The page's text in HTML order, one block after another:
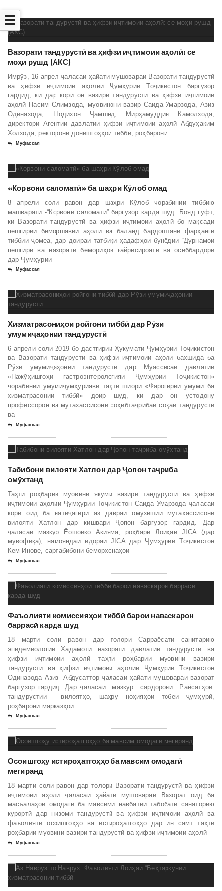
☰
Вазорати тандурустӣ ва ҳифзи иҷтимоии аҳолӣ: се
моҳи рушд (АКС)
Имрӯз, 16 апрел ҷаласаи ҳайати мушовараи Вазорати тандурустӣ
ва ҳифзи иҷтимоии аҳолии Ҷумҳурии Тоҷикистон баргузор
гардид, ки дар кори он вазири тандурустӣ ва ҳифзи иҷтимоии
аҳолӣ Насим Олимзода, муовинони вазир Саида Умарзода, Азиз
Одиназода, Шодихон Ҷамшед, Мирҳамуддин Камолзода,
директори Агентии давлатии ҳифзи иҷтимоии аҳолӣ Абдуҳаким
Холзода, ректорони донишгоҳҳои тиббӣ, роҳбарони
Муфассал
«Корвони саломатӣ» ба шаҳри Кӯлоб омад
8 апрели соли равон дар шаҳри Кӯлоб чорабинии тиббию
машваратӣ -“Корвони саломатӣ” баргузор карда шуд. Бояд гуфт,
ки Вазорати тандурустӣ ва ҳифзи иҷтимоии аҳолӣ бо мақсади
пешгирии беморшавии аҳолӣ ва баланд бардоштани фарҳанги
тиббии ҷомеа, дар доираи татбиқи ҳадафҳои бунёдии “Дурнамои
пешгирӣ ва назорати бемориҳои ғайрисироятӣ ва осеббардорӣ
дар Ҷумҳурии
Муфассал
Хизматрасониҳои ройгони тиббӣ дар Рӯзи
умумиҷаҳонии тандурустӣ
6 апрели соли 2019 бо дастгирии Ҳукумати Ҷумҳурии Тоҷикистон
ва Вазорати тандурустӣ ва ҳифзи иҷтимоии аҳолӣ бахшида ба
Рўзи умумиҷаҳонии тандурустӣ дар Муассисаи давлатии
«Пажўҳишгоҳи гастроэнтерологияи Ҷумҳурии Тоҷикистон»
чорабинии умумиҷумҳуриявӣ таҳти шиори «Фарогирии умумӣ ба
хизматрасонии тиббӣ» доир шуд, ки дар он устодону
профессорон ва мутахассисони соҳибтаҷрибаи соҳаи тандурустӣ
ва
Муфассал
Табибони вилояти Хатлон дар Ҷопон таҷриба
омӯхтанд
Таҳти роҳбарии муовини якуми вазири тандурустӣ ва ҳифзи
иҷтимоии аҳолии Ҷумҳурии Тоҷикистон Саида Умарзода ҷаласаи
корӣ оид ба натиҷагирӣ аз давраи омӯзишии мутахассисони
вилояти Хатлон дар кишвари Ҷопон баргузор гардид. Дар
ҷаласаи мазкур Ёошоико Акияма, роҳбари Лоиҳаи JICA (дар
мувофиқа), намояндаи идораи JICA дар Ҷумҳурии Тоҷикистон
Кем Инове, сартабибони беморхонаҳои
Муфассал
Фаъолияти комиссияҳои тиббӣ барои наваскарон
баррасӣ карда шуд
18 марти соли равон дар толори Сарраёсати санитарию
эпидемиологии Хадамоти назорати давлатии тандурустӣ ва
ҳифзи иҷтимоии аҳолӣ таҳти роҳбарии муовини вазири
тандурустӣ ва ҳифзи иҷтимоии аҳолии Ҷумҳурии Тоҷикистон
Одиназода Азиз Абдусаттор ҷаласаи ҳайати мушовараи вазорат
баргузор гардид. Дар ҷаласаи мазкур сардорони Раёсатҳои
тандурустии вилоятҳо, шаҳру ноҳияҳои тобеи ҷумҳурӣ,
роҳбарони марказҳои
Муфассал
Осоишгоҳу истироҳатгоҳҳо ба мавсим омодагӣ
мегиранд
18 марти соли равон дар толори Вазорати тандурустӣ ва ҳифзи
иҷтимоии аҳолӣ ҷаласаи ҳайати мушовараи Вазорат оид ба
масъалаҳои омодагӣ ба мавсими навбатии табобати санаторию
курортӣ дар низоми тандурустӣ ва ҳифзи иҷтимоии аҳолӣ ва
фаъолияти осоишгоҳҳо ва истироҳатгоҳҳо дар ин самт таҳти
роҳбарии муовини вазири тандурустӣ ва ҳифзи иҷтимоии аҳолӣ
Муфассал